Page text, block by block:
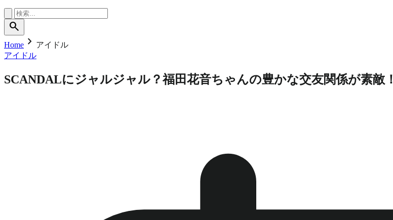
search
Home chevron_right アイドル
アイドル
SCANDALにジャルジャル？福田花音ちゃんの豊かな交友関係が素敵！